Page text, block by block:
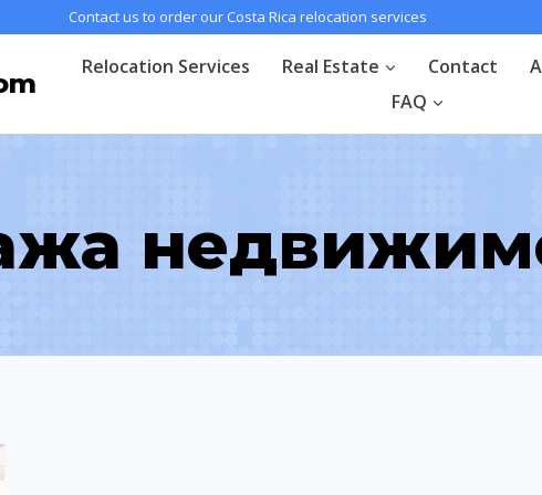
Contact us to order our Costa Rica relocation services
Relocation Services Real Estate Contact
FAQ